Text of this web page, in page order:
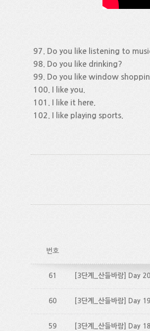
97. Do you like listening to
98. Do you like drinking?
99. Do you like window
100. I like you. 난
101. I like it here. 여기
102. I like playing sports. 난
번호
61 [3단계_산들바람] Day
60 [3단계_산들바람] Day
59 [3단계_산들바람] Day